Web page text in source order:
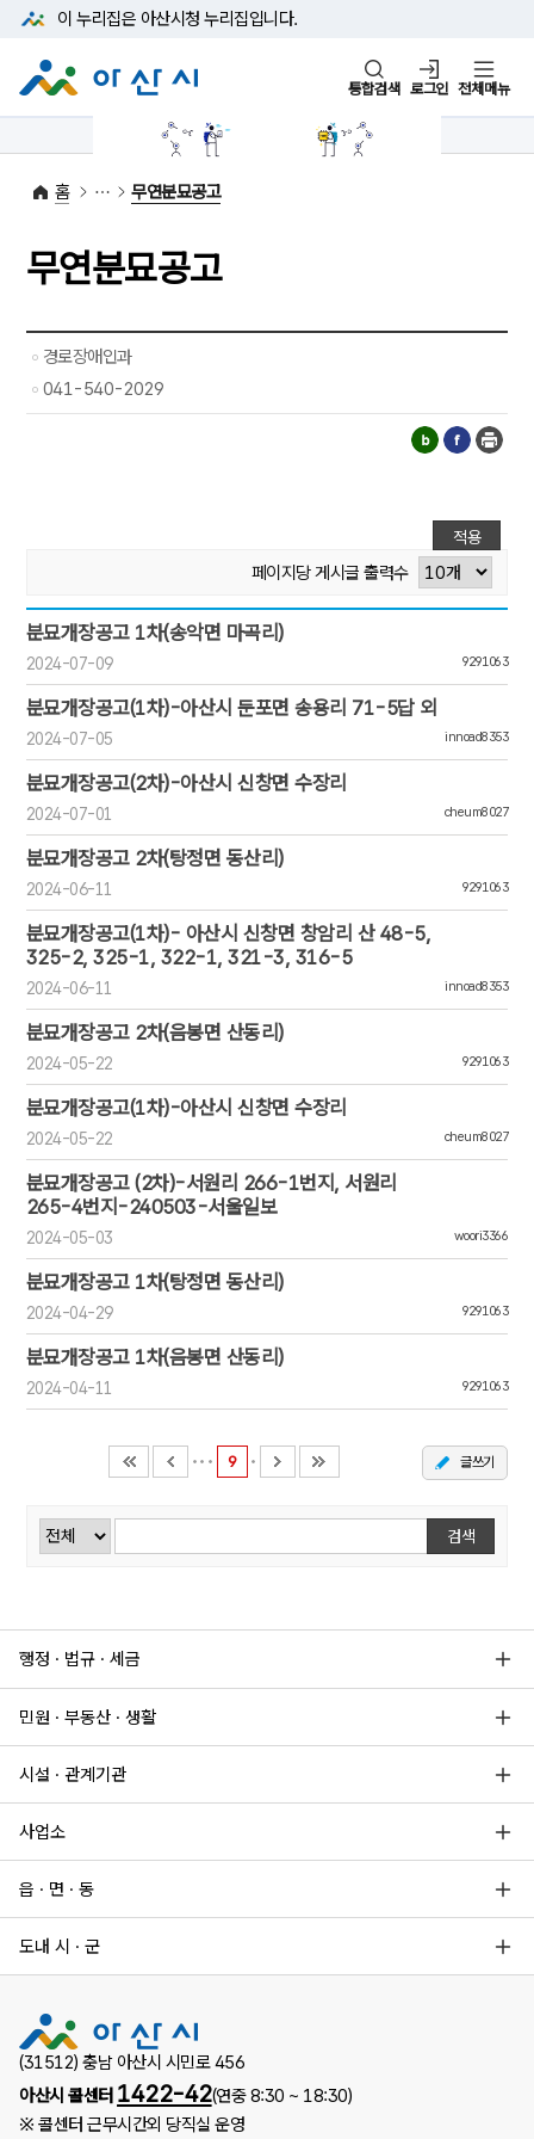
본문 바로가기
메뉴 바로가기
이 누리집은 아산시청 누리집입니다.
통합검색 로그인 전체메뉴
대표전화(아산시 콜센터) 1422-42
홈 무연분묘공고
무연분묘공고
경로장애인과
041-540-2029
페이지당 게시글 출력수
적용
[무연분묘공고:103/9]번호,제목,첨부,작성일,작성자,조회
분묘개장공고 1차(송악면 마곡리)
2024-07-09 9291063
분묘개장공고(1차)-아산시 둔포면 송용리 71-5답 외
2024-07-05 innoad8353
분묘개장공고(2차)-아산시 신창면 수장리
2024-07-01 cheum8027
분묘개장공고 2차(탕정면 동산리)
2024-06-11 9291063
분묘개장공고(1차)- 아산시 신창면 창암리 산 48-5,
325-2, 325-1, 322-1, 321-3, 316-5
2024-06-11 innoad8353
분묘개장공고 2차(음봉면 산동리)
2024-05-22 9291063
분묘개장공고(1차)-아산시 신창면 수장리
2024-05-22 cheum8027
분묘개장공고 (2차)-서원리 266-1번지, 서원리
265-4번지-240503-서울일보
2024-05-03 woori3366
분묘개장공고 1차(탕정면 동산리)
2024-04-29 9291063
분묘개장공고 1차(음봉면 산동리)
2024-04-11 9291063
9 글쓰기
검색 검색
행정 · 법규 · 세금
민원 · 부동산 · 생활
시설 · 관계기관
사업소
읍 · 면 · 동
도내 시 · 군
(31512) 충남 아산시 시민로 456
아산시 콜센터 1422-42(연중 8:30 ~ 18:30)
※ 콜센터 근무시간외 당직실 운영